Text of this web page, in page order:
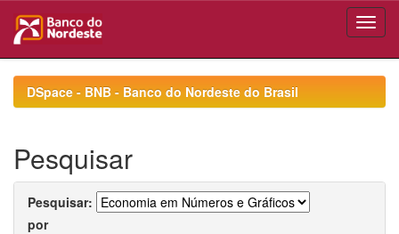
navigationDSpace - BNB - Banco do Nordeste do Brasil
Pesquisar
Pesquisar:
por